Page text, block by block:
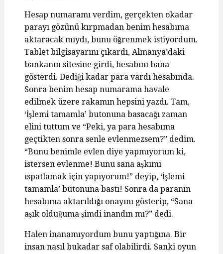
Hesap numaramı verdim, gerçekten okadar
parayı gözünü kırpmadan benim hesabıma
aktaracak mıydı, bunu öğrenmek istiyordum.
Tablet bilgisayarını çıkardı, Almanya’daki
bankanın sitesine girdi, hesabını bana
gösterdi. Dediği kadar para vardı hesabında.
Sonra benim hesap numarama havale
edilmek üzere rakamın hepsini yazdı. Tam,
‘İşlemi tamamla’ butonuna basacağı zaman
elini tuttum ve “Peki, ya para hesabıma
geçtikten sonra senle evlenmezsem?” dedim.
“Bunu benimle evlen diye yapmıyorum ki,
istersen evlenme! Bunu sana aşkımı
ıspatlamak için yapıyorum!” deyip, ‘İşlemi
tamamla’ butonuna bastı! Sonra da paranın
hesabıma aktarıldığı onayını gösterip, “Sana
aşık olduğuma şimdi inandın mı?” dedi.
Halen inanamıyordum bunu yaptığına. Bir
insan nasıl bukadar saf olabilirdi. Sanki oyun